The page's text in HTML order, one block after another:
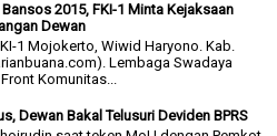
2015, FKI-1 Minta Kejaksaan
Dewan
Mojokerto, Wiwid Haryono. Kab.
Lembaga Swadaya
Komunitas...
Dewan Bakal Telusuri Deviden BPRS